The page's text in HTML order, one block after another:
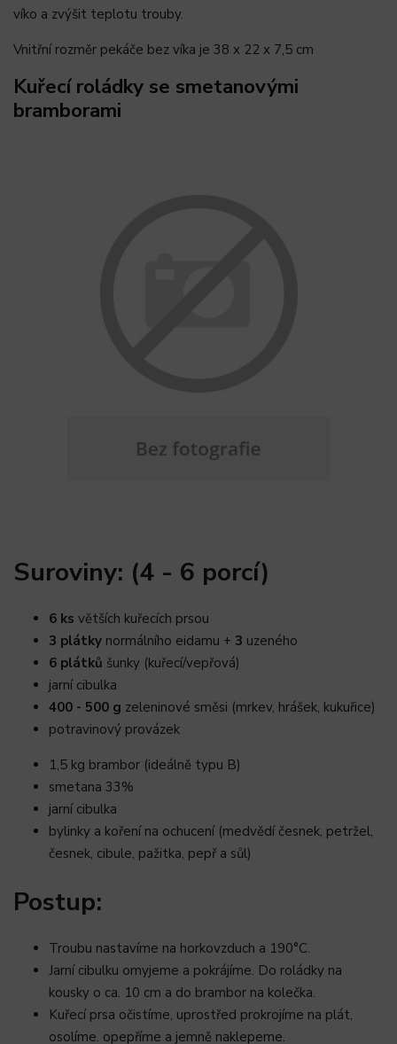
víko a zvýšit teplotu trouby.
Vnitřní rozměr pekáče bez víka je 38 x 22 x 7,5 cm
Kuřecí roládky se smetanovými
bramborami
Suroviny: (4 - 6 porcí)
6 ks větších kuřecích prsou
3 plátky normálního eidamu + 3 uzeného
6 plátků šunky (kuřecí/vepřová)
jarní cibulka
400 - 500 g zeleninové směsi (mrkev, hrášek, kukuřice)
potravinový provázek
1,5 kg brambor (ideálně typu B)
smetana 33%
jarní cibulka
bylinky a koření na ochucení (medvědí česnek, petržel,
česnek, cibule, pažitka, pepř a sůl)
Postup:
Troubu nastavíme na horkovzduch a 190°C.
Jarní cibulku omyjeme a pokrájíme. Do roládky na
kousky o ca. 10 cm a do brambor na kolečka.
Kuřecí prsa očistíme, uprostřed prokrojíme na plát,
osolíme. opepříme a jemně naklepeme.